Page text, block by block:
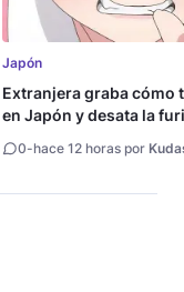
Japón
Extranjera graba cómo
en Japón y desata la
0-hace 12 horas por